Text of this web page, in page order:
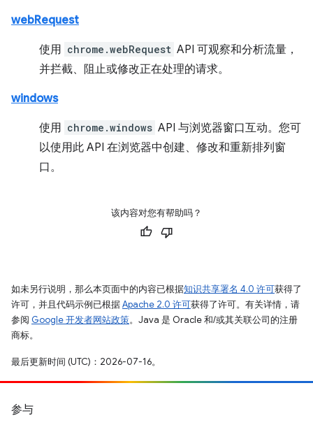
webRequest
使用 chrome.webRequest API 可观察和分析流量，
并拦截、阻止或修改正在处理的请求。
windows
使用 chrome.windows API 与浏览器窗口互动。您可
以使用此 API 在浏览器中创建、修改和重新排列窗
口。
该内容对您有帮助吗？
如未另行说明，那么本页面中的内容已根据知识共享署名 4.0 许可获得了
许可，并且代码示例已根据Apache 2.0 许可获得了许可。有关详情，请
参阅 Google 开发者网站政策。Java 是 Oracle 和/或其关联公司的注册
商标。
最后更新时间 (UTC)：2026-07-16。
参与